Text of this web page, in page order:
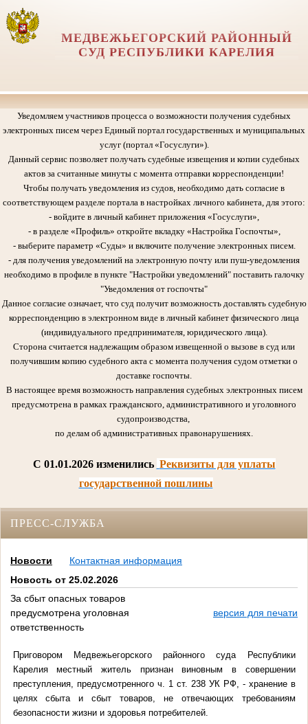
МЕДВЕЖЬЕГОРСКИЙ РАЙОННЫЙ
СУД РЕСПУБЛИКИ КАРЕЛИЯ
Уведомляем участников процесса о возможности получения судебных
электронных писем через Единый портал государственных и муниципальных
услуг (портал «Госуслуги»).
Данный сервис позволяет получать судебные извещения и копии судебных
актов за считанные минуты с момента отправки корреспонденции!
Чтобы получать уведомления из судов, необходимо дать согласие в
соответствующем разделе портала в настройках личного кабинета, для этого:
- войдите в личный кабинет приложения «Госуслуги»,
- в разделе «Профиль» откройте вкладку «Настройка Госпочты»,
- выберите параметр «Суды» и включите получение электронных писем.
- для получения уведомлений на электронную почту или пуш-уведомления
необходимо в профиле в пункте "Настройки уведомлений" поставить галочку
"Уведомления от госпочты"
Данное согласие означает, что суд получит возможность доставлять судебную
корреспонденцию в электронном виде в личный кабинет физического лица
(индивидуального предпринимателя, юридического лица).
Сторона считается надлежащим образом извещенной о вызове в суд или
получившим копию судебного акта с момента получения судом отметки о
доставке госпочты.
В настоящее время возможность направления судебных электронных писем
предусмотрена в рамках гражданского, административного и уголовного
судопроизводства,
по делам об административных правонарушениях.
C 01.01.2026 изменились Реквизиты для уплаты
государственной пошлины
ПРЕСС-СЛУЖБА
Новости
Контактная информация
Новость от 25.02.2026
За сбыт опасных товаров
предусмотрена уголовная
ответственность
версия для печати
Приговором Медвежьегорского районного суда Республики
Карелия местный житель признан виновным в совершении
преступления, предусмотренного ч. 1 ст. 238 УК РФ, - хранение в
целях сбыта и сбыт товаров, не отвечающих требованиям
безопасности жизни и здоровья потребителей.